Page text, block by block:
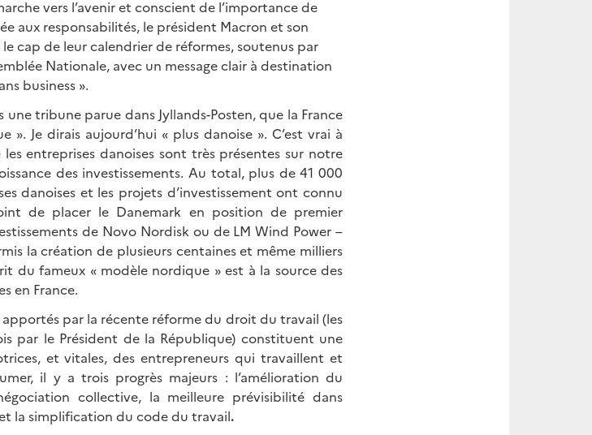
vers l’avenir et conscient de l’importance de
aux responsabilités, le président Macron et son
cap de leur calendrier de réformes, soutenus par
Nationale, avec un message clair à destination
business ».
une tribune parue dans Jyllands-Posten, que la France
Je dirais aujourd’hui « plus danoise ». C’est vrai à
entreprises danoises sont très présentes sur notre
des investissements. Au total, plus de 41 000
danoises et les projets d’investissement ont connu
de placer le Danemark en position de premier
de Novo Nordisk ou de LM Wind Power –
la création de plusieurs centaines et même milliers
du fameux « modèle nordique » est à la source des
en France.
par la récente réforme du droit du travail (les
par le Président de la République) constituent une
et vitales, des entrepreneurs qui travaillent et
il y a trois progrès majeurs : l’amélioration du
collective, la meilleure prévisibilité dans
la simplification du code du travail.